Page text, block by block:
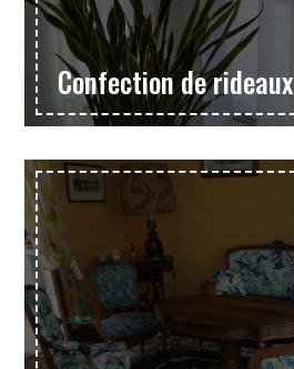
Confection de rideaux